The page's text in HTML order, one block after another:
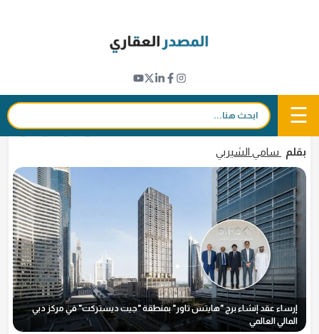
☰ بحث:
إرساء عقد إنشاء برج "هايتس تاور" بمنطقة
"جيت ديستركت" في "مركز دبي المالي"
3 يوليو 2026 - 11:19 f
𝕏
in
بقلم سامي الشيربي
إرساء عقد إنشاء برج "هايتس تاور" بمنطقة "جيت ديستركت" في مركز دبي
المالي العالمي